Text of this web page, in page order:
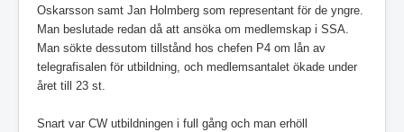
Oskarsson samt Jan Holmberg som representant för de yngre.
Man beslutade redan då att ansöka om medlemskap i SSA.
Man sökte dessutom tillstånd hos chefen P4 om lån av
telegrafisalen för utbildning, och medlemsantalet ökade under
året till 23 st.
Snart var CW utbildningen i full gång och man erhöll